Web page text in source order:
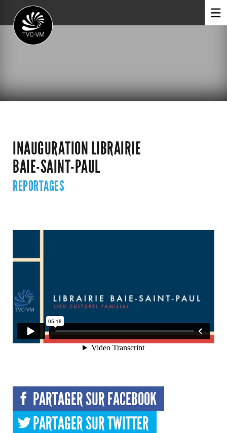
INAUGURATION LIBRAIRIE
BAIE-SAINT-PAUL
REPORTAGES
PARTAGER SUR FACEBOOK
PARTAGER SUR TWITTER